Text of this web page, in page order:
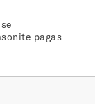
pagas